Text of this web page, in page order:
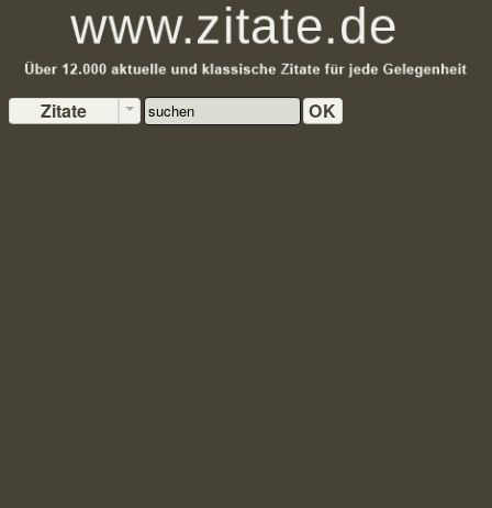
Zitate OK